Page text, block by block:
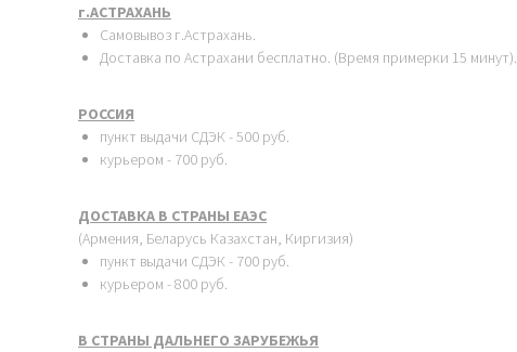
г.АСТРАХАНЬ
Самовывоз г.Астрахань.
Доставка по Астрахани бесплатно. (Время примерки 15 минут).
РОССИЯ
пункт выдачи СДЭК - 500 руб.
курьером - 700 руб.
ДОСТАВКА В СТРАНЫ ЕАЭС
(Армения, Беларусь Казахстан, Киргизия)
пункт выдачи СДЭК - 700 руб.
курьером - 800 руб.
В СТРАНЫ ДАЛЬНЕГО ЗАРУБЕЖЬЯ